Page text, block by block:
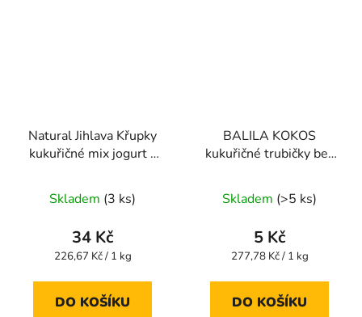
Natural Jihlava Křupky
kukuřičné mix jogurt -
hodnocení
produktu
je
z
Skladem (3 ks)
34 Kč
Měrná
226,67 Kč / 1 kg
DO KOŠÍKU
BALILA KOKOS
kukuřičné trubičky bez
hodnocení
produktu
je
z
Skladem (>5 ks)
5 Kč
Měrná
277,78 Kč / 1 kg
DO KOŠÍKU